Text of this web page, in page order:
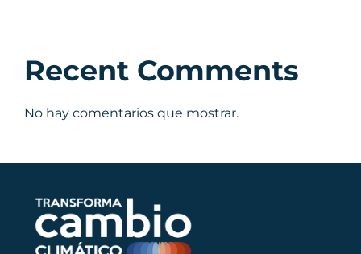
Recent Comments
No hay comentarios que mostrar.